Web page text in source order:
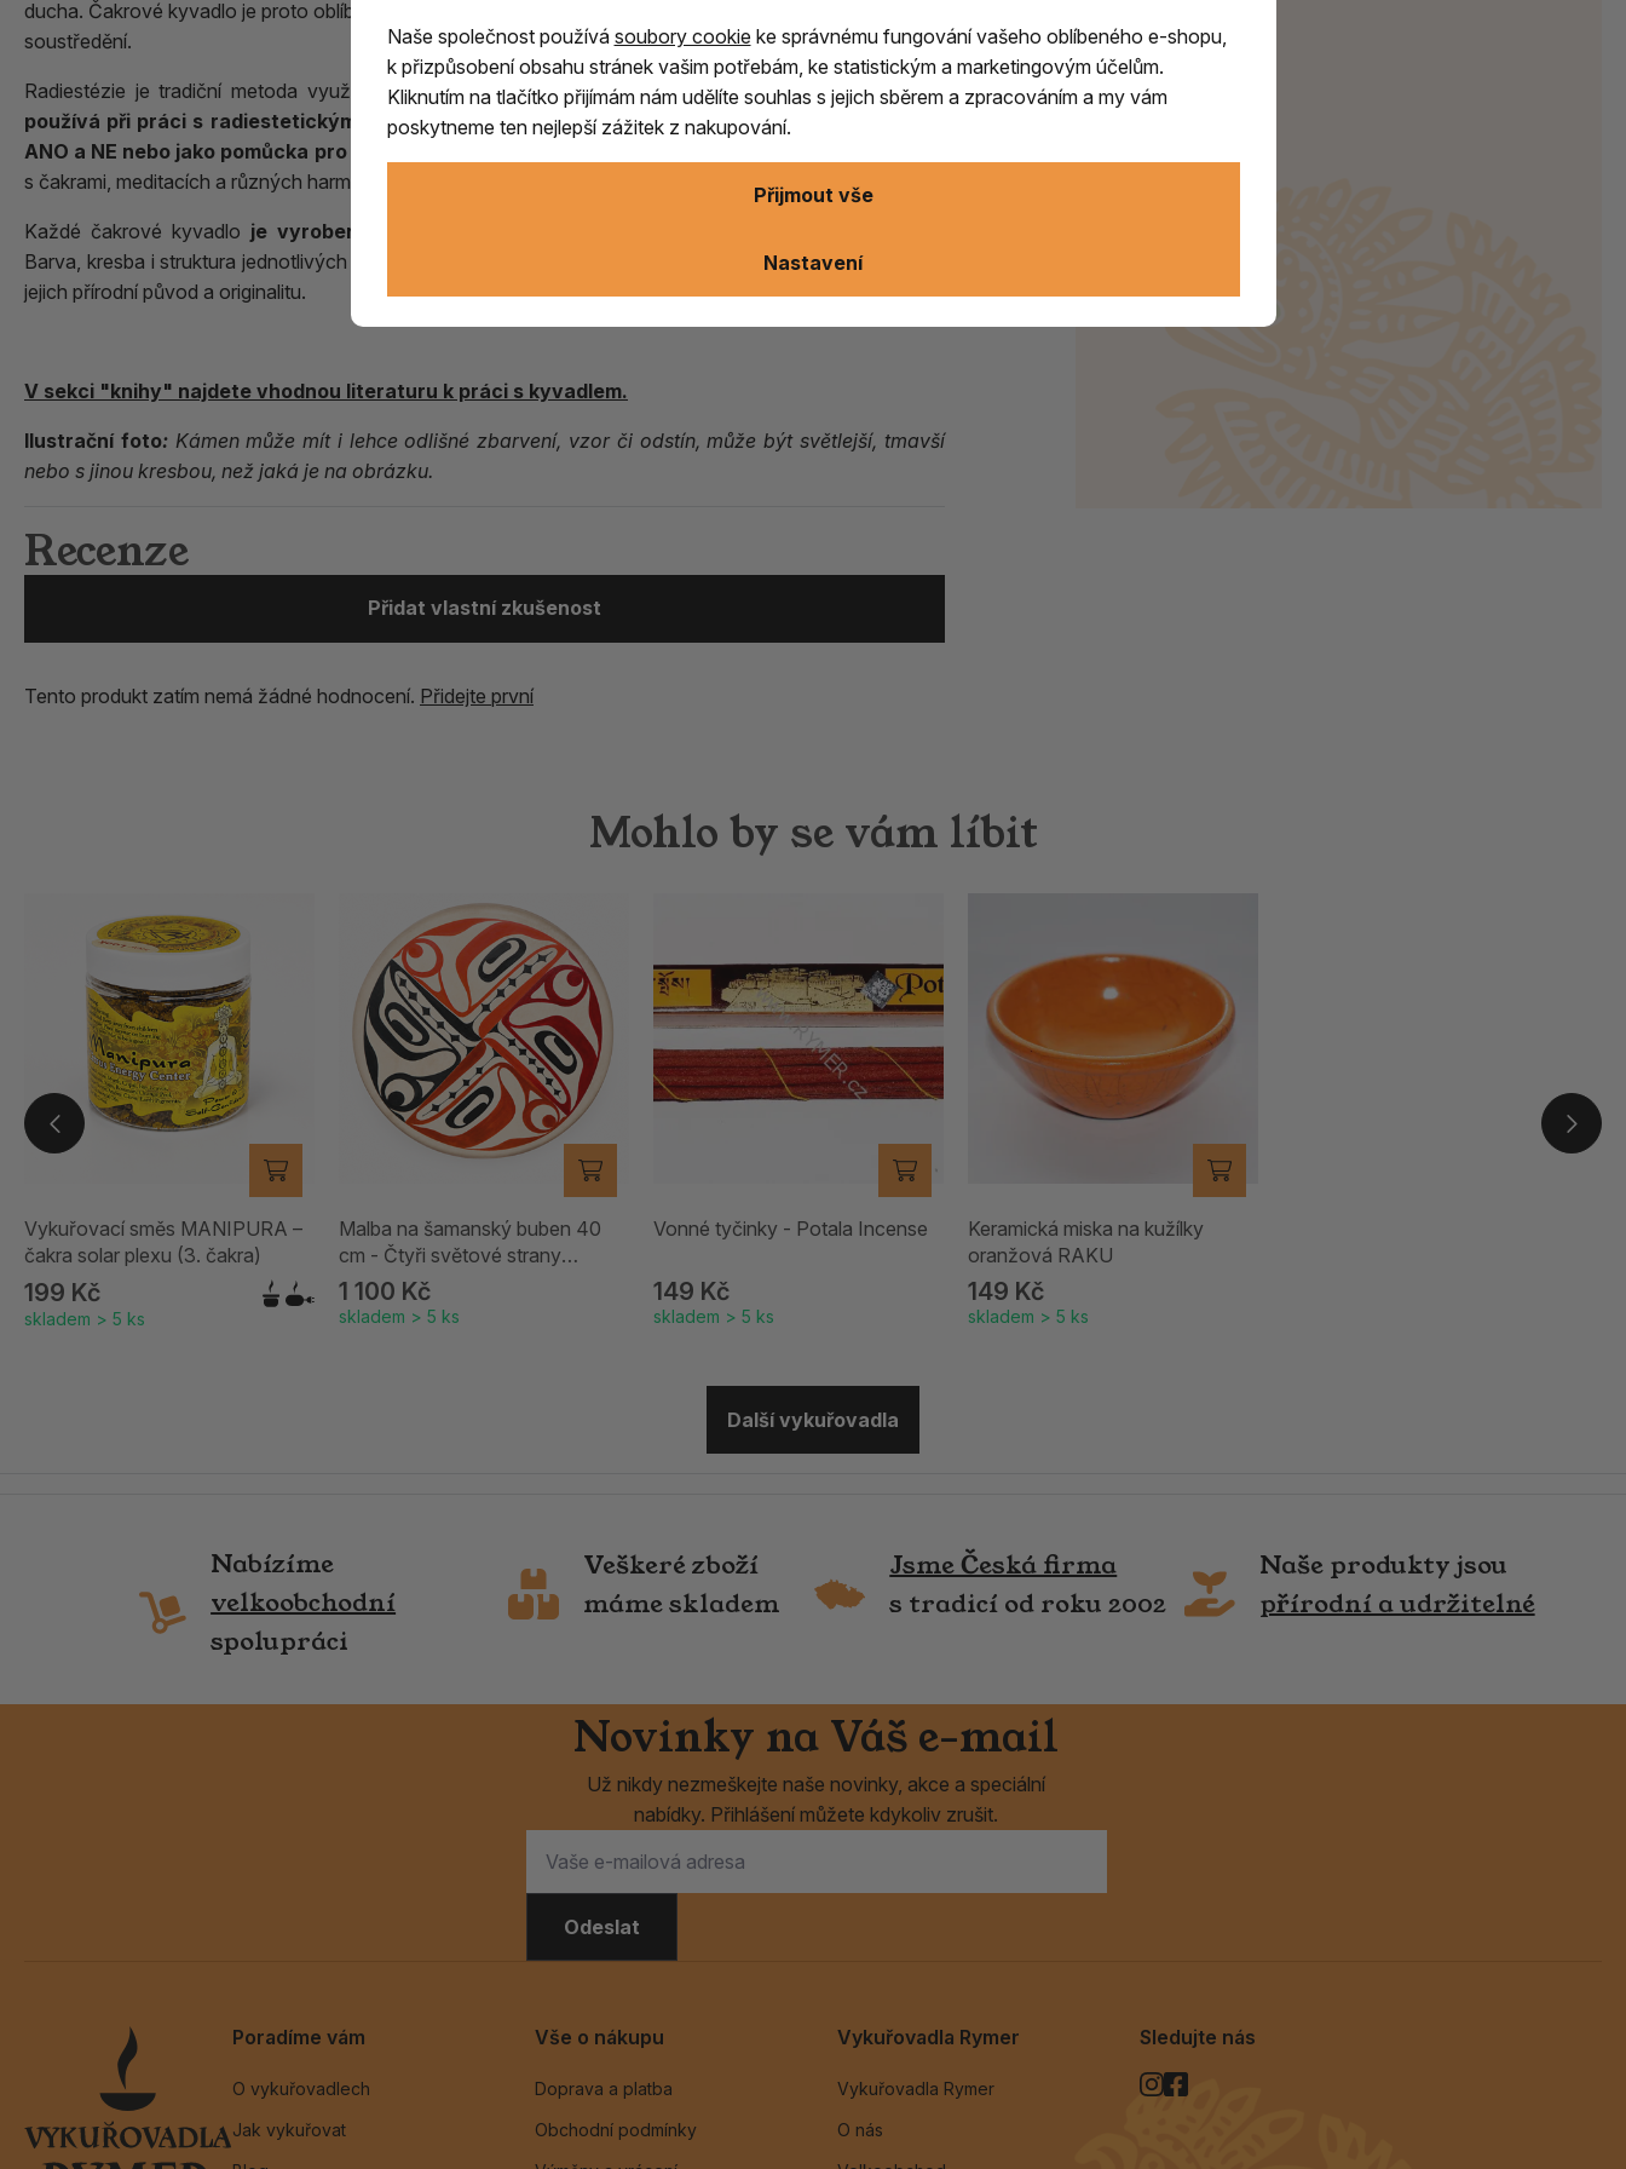
ducha. Čakrové kyvadlo je proto oblíbeným nástrojem pro meditaci, energetickou práci i podporu vnitřního
soustředění.
Radiestézie je tradiční metoda využívající citlivost člověka na jemné podněty a energie.Kyvadlo se
používá při práci s radiestetickými tabulkami a diagramy, k získávání odpovědí na otázky typu
ANO a NE nebo jako pomůcka pro rozvoj intuice a koncentrace.
s čakrami, meditacích a různých harmonizačních technikách.
Každé čakrové kyvadlo je vyrobeno z přírodních minerálů, a proto je jedinečným originálem
Barva, kresba i struktura jednotlivých kamenů se mohou mírně lišit od vyobrazeného kusu, což podtrhuje
jejich přírodní původ a originalitu.
V sekci "knihy" najdete vhodnou literaturu k práci s kyvadlem.
Ilustrační foto:Kámen může mít i lehce odlišné zbarvení, vzor či odstín, může být světlejší, tmavší
nebo s jinou kresbou, než jaká je na obrázku.
Recenze
Přidat vlastní zkušenost
Tento produkt zatím nemá žádné hodnocení. Přidejte první
Mohlo by se vám líbit
Vykuřovací směs MANIPURA –
čakra solar plexu (3. čakra)
199 Kč
skladem > 5 ks
Malba na šamanský buben 40
cm - Čtyři světové strany
(Haida)
1 100 Kč
skladem > 5 ks
Vonné tyčinky - Potala Incense
149 Kč
skladem > 5 ks
Keramická miska na kužílky
oranžová RAKU
149 Kč
skladem > 5 ks
Další vykuřovadla
Nabízíme
velkoobchodní
spolupráci
Veškeré zboží
máme skladem
Jsme Česká firma
s tradicí od roku 2002
Naše produkty jsou
přírodní a udržitelné
Novinky na Váš e-mail
Už nikdy nezmeškejte naše novinky, akce a speciální
nabídky. Přihlášení můžete kdykoliv zrušit.
Odeslat
Poradíme vám
O vykuřovadlech
Jak vykuřovat
Vše o nákupu
Doprava a platba
Obchodní podmínky
Vykuřovadla Rymer
Vykuřovadla Rymer
O nás
Sledujte nás
Naše společnost používá soubory cookie ke správnému fungování vašeho oblíbeného e-shopu,
k přizpůsobení obsahu stránek vašim potřebám, ke statistickým a marketingovým účelům.
Kliknutím na tlačítko přijímám nám udělíte souhlas s jejich sběrem a zpracováním a my vám
poskytneme ten nejlepší zážitek z nakupování.
Nastavení
Přijmout vše